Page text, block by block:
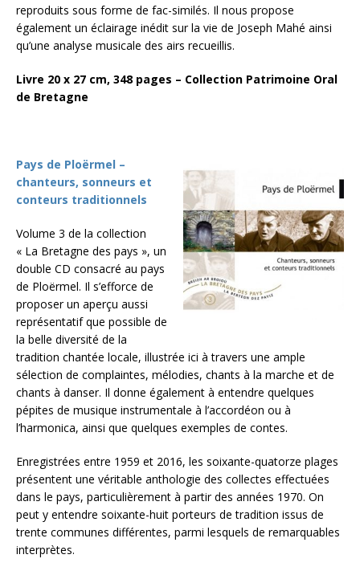
reproduits sous forme de fac-similés. Il nous propose
également un éclairage inédit sur la vie de Joseph Mahé ainsi
qu’une analyse musicale des airs recueillis.
Livre 20 x 27 cm, 348 pages – Collection Patrimoine Oral
de Bretagne
Pays de Ploërmel –
chanteurs, sonneurs et
conteurs traditionnels
Volume 3 de la collection
« La Bretagne des pays », un
double CD consacré au pays
de Ploërmel. Il s’efforce de
proposer un aperçu aussi
représentatif que possible de
la belle diversité de la
tradition chantée locale, illustrée ici à travers une ample
sélection de complaintes, mélodies, chants à la marche et de
chants à danser. Il donne également à entendre quelques
pépites de musique instrumentale à l’accordéon ou à
l’harmonica, ainsi que quelques exemples de contes.
Enregistrées entre 1959 et 2016, les soixante-quatorze plages
présentent une véritable anthologie des collectes effectuées
dans le pays, particulièrement à partir des années 1970. On
peut y entendre soixante-huit porteurs de tradition issus de
trente communes différentes, parmi lesquels de remarquables
interprètes.